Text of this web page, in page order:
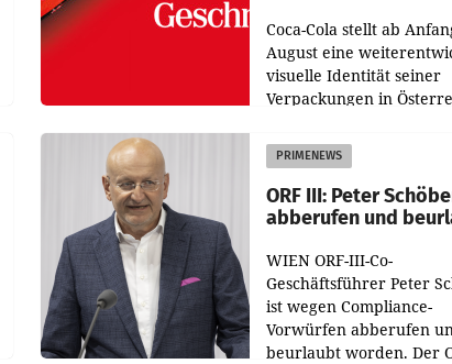
Coca-Cola stellt ab
August eine
visuelle Identität seiner
Verpackungen in
Redesigns stehen zentrale
Gestaltungselemente
PRIMENEWS
ORF III: Peter
abberufen und
WIEN ORF-III-Co-
Geschäftsführer Peter
ist wegen Compliance-
Vorwürfen abberufen
beurlaubt worden. Der